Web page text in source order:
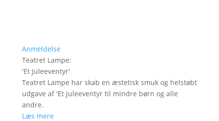
Anmeldelse
Teatret Lampe:
'Et Juleeventyr'
Teatret Lampe har skab en æstetisk smuk og helstøbt
udgave af 'Et juleeventyr til mindre børn og alle
andre.
Læs mere